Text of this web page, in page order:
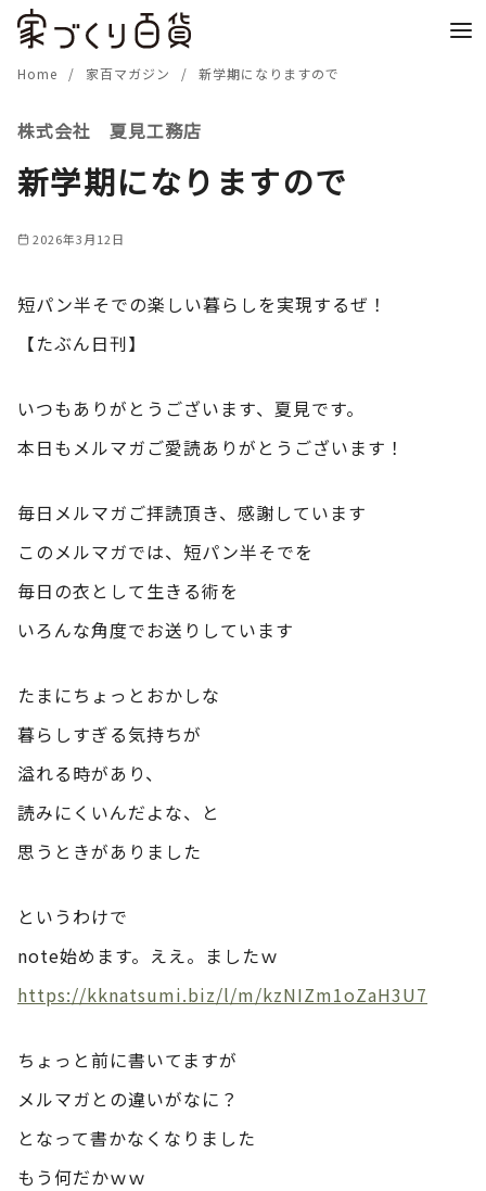
Home 家百マガジン 新学期になりますので
株式会社 夏見工務店
新学期になりますので
2026年3月12日
短パン半そでの楽しい暮らしを実現するぜ！
【たぶん日刊】
いつもありがとうございます、夏見です。
本日もメルマガご愛読ありがとうございます！
毎日メルマガご拝読頂き、感謝しています
このメルマガでは、短パン半そでを
毎日の衣として生きる術を
いろんな角度でお送りしています
たまにちょっとおかしな
暮らしすぎる気持ちが
溢れる時があり、
読みにくいんだよな、と
思うときがありました
というわけで
note始めます。ええ。ましたｗ
https://kknatsumi.biz/l/m/kzNIZm1oZaH3U7
ちょっと前に書いてますが
メルマガとの違いがなに？
となって書かなくなりました
もう何だかｗｗ